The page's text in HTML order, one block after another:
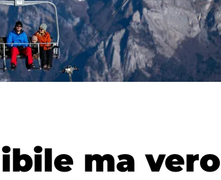
ma vero